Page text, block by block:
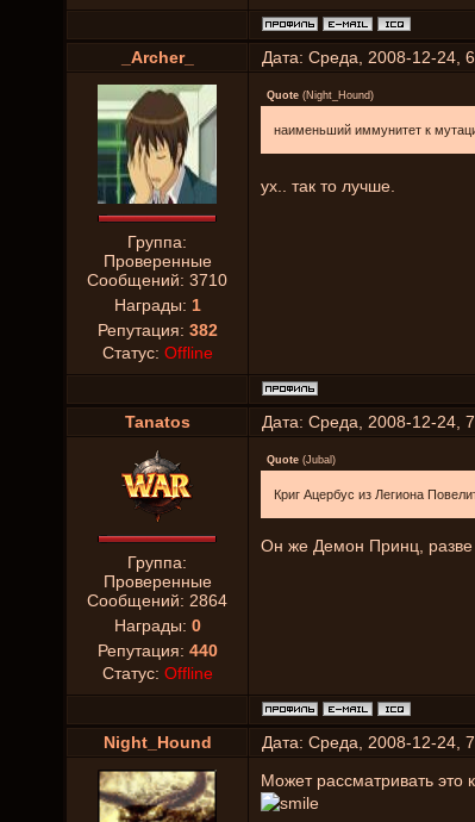
_Archer_ Дата: Среда, 2008-12-24,
Группа:
Проверенные
Сообщений: 3710
Награды: 1
Репутация: 382
Статус: Offline
Quote (Night_Hound)
наименьший иммунитет к
ух.. так то лучше.
Tanatos Дата: Среда, 2008-12-24,
Группа:
Проверенные
Сообщений: 2864
Награды: 0
Репутация: 440
Статус: Offline
Quote (Jubal )
Криг Ацербус из Легиона
Он же Демон Принц,
Night_Hound Дата: Среда, 2008-12-24,
Может рассматривать